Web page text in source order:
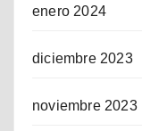
enero 2024
diciembre 2023
noviembre 2023